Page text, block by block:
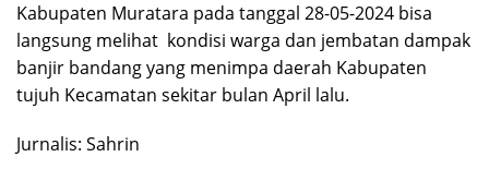
Kabupaten Muratara pada tanggal 28-05-2024 bisa
langsung melihat kondisi warga dan jembatan dampak
banjir bandang yang menimpa daerah Kabupaten
tujuh Kecamatan sekitar bulan April lalu.
Jurnalis: Sahrin